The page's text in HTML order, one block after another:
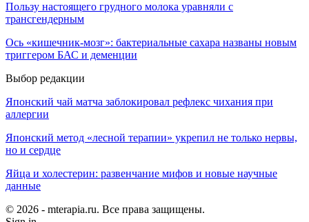
Пользу настоящего грудного молока уравняли с
трансгендерным
Ось «кишечник-мозг»: бактериальные сахара названы новым
триггером БАС и деменции
Выбор редакции
Японский чай матча заблокировал рефлекс чихания при
аллергии
Японский метод «лесной терапии» укрепил не только нервы,
но и сердце
Яйца и холестерин: развенчание мифов и новые научные
данные
© 2026 - mterapia.ru. Все права защищены.